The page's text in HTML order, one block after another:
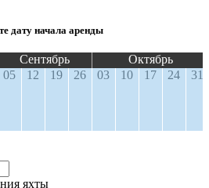
дату начала аренды
Сентябрь
Октябрь
05 12 19 26 03 10 17 24 31
яхты